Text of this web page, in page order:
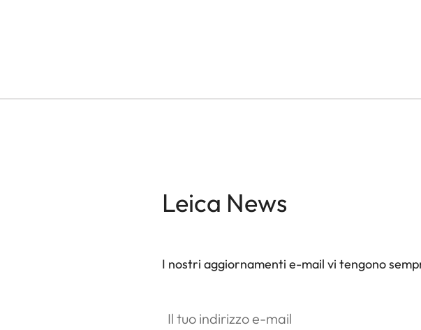
Leica News
I nostri aggiornamenti e-mail vi tengono